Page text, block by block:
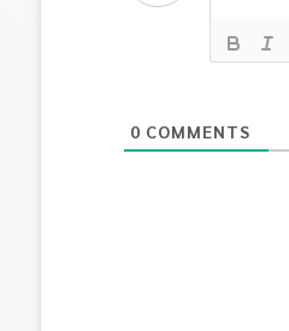
0 COMMENTS